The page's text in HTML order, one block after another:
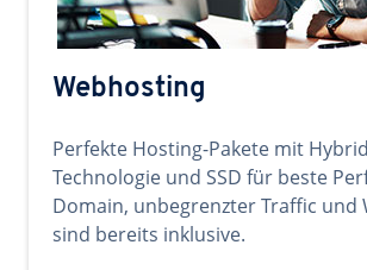
Webhosting
Perfekte Hosting-Pakete mit
Technologie und SSD für beste
Domain, unbegrenzter Traffic und
sind bereits inklusive.